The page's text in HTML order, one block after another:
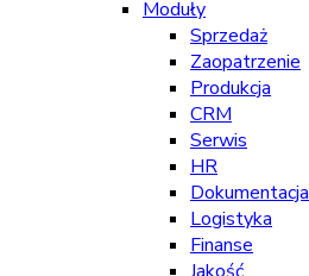
Moduły
Sprzedaż
Zaopatrzenie
Produkcja
CRM
Serwis
HR
Dokumentacja
Logistyka
Finanse